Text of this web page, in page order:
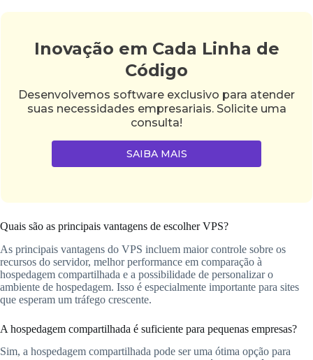
Inovação em Cada Linha de
Código
Desenvolvemos software exclusivo para atender
suas necessidades empresariais. Solicite uma
consulta!
SAIBA MAIS
Quais são as principais vantagens de escolher VPS?
As principais vantagens do VPS incluem maior controle sobre os
recursos do servidor, melhor performance em comparação à
hospedagem compartilhada e a possibilidade de personalizar o
ambiente de hospedagem. Isso é especialmente importante para sites
que esperam um tráfego crescente.
A hospedagem compartilhada é suficiente para pequenas empresas?
Sim, a hospedagem compartilhada pode ser uma ótima opção para